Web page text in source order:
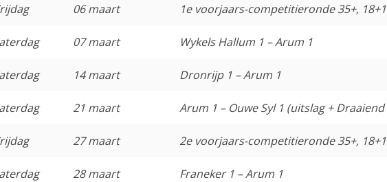
06 maart 1e voorjaars-competitieronde 35+,
07 maart Wykels Hallum 1 – Arum 1
14 maart Dronrijp 1 – Arum 1
21 maart Arum 1 – Ouwe Syl 1 (uitslag +
27 maart 2e voorjaars-competitieronde 35+,
28 maart Franeker 1 – Arum 1